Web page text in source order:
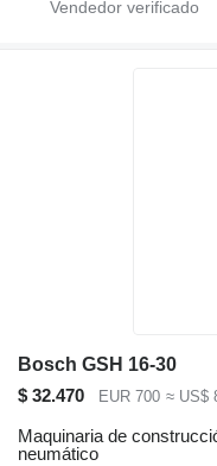
Bosch GSH 16-30
$ 32.470
EUR 700 ≈ US$
Maquinaria de
neumático